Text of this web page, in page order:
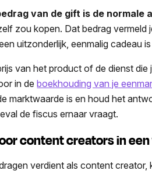
van de gift is de
zou kopen. Dat bedrag vermeld
uitzonderlijk, eenmalig cadeau
van het product of de dienst
in deboekhouding van je
marktwaarde is en houd het
de fiscus ernaar vraagt.
content creators in
verdient als content